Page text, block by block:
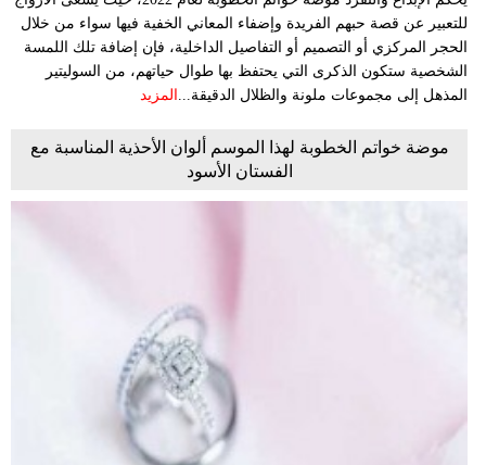
للتعبير عن قصة حبهم الفريدة وإضفاء المعاني الخفية فيها سواء من خلال
الحجر المركزي أو التصميم أو التفاصيل الداخلية، فإن إضافة تلك اللمسة
الشخصية ستكون الذكرى التي يحتفظ بها طوال حياتهم، من السوليتير
المذهل إلى مجموعات ملونة والظلال الدقيقة... المزيد
موضة خواتم الخطوبة لهذا الموسم ألوان الأحذية المناسبة مع
الفستان الأسود